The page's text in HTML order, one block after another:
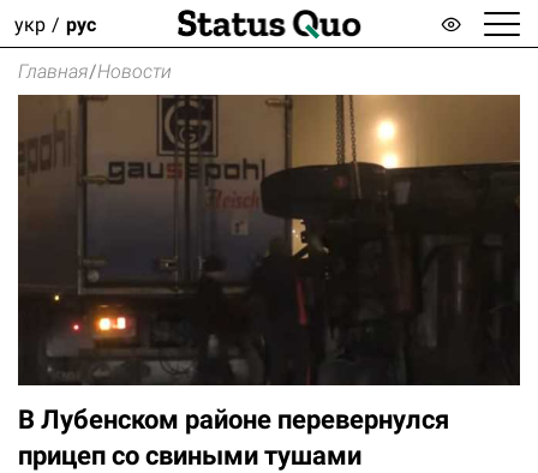
укр рус
Главная/Новости
В Лубенском районе перевернулся
прицеп со свиными тушами